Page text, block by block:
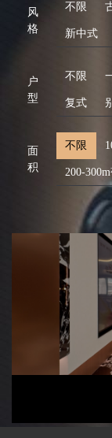
风
格
不限
新中式
户
型
不限
复式
面
积
不限
200-